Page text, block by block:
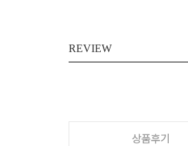
REVIEW
상품후기